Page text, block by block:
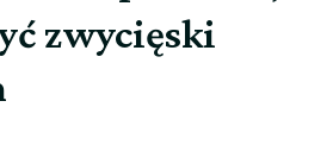
zwycięski